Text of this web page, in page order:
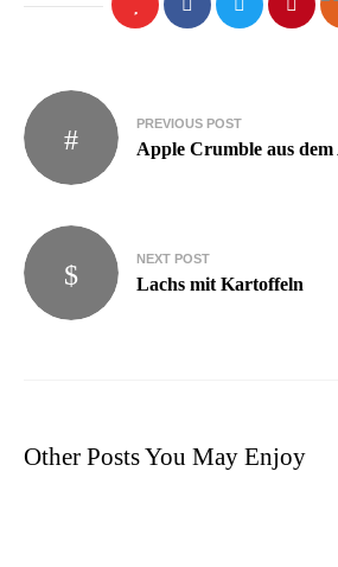
PREVIOUS POST
Apple Crumble aus
NEXT POST
Lachs mit Kartoffeln
Other Posts You May Enjoy